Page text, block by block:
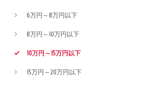
6万円～8万円以下
8万円～10万円以下
10万円～15万円以下
15万円～20万円以下